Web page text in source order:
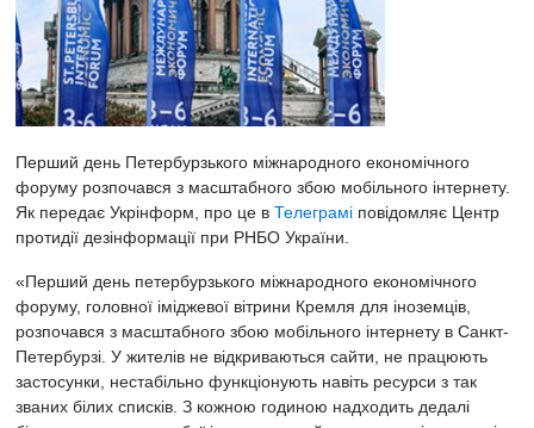
Перший день Петербурзького міжнародного економічного
форуму розпочався з масштабного збою мобільного інтернету.
Як передає Укрінформ, про це в Телеграмі повідомляє Центр
протидії дезінформації при РНБО України.
«Перший день петербурзького міжнародного економічного
форуму, головної іміджевої вітрини Кремля для іноземців,
розпочався з масштабного збою мобільного інтернету в Санкт-
Петербурзі. У жителів не відкриваються сайти, не працюють
застосунки, нестабільно функціонують навіть ресурси з так
званих білих списків. З кожною годиною надходить дедалі